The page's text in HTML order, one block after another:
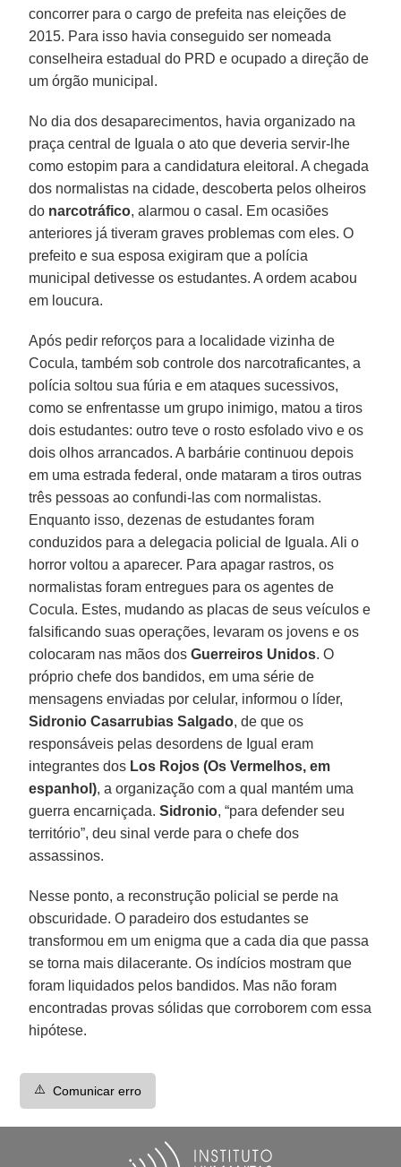
concorrer para o cargo de prefeita nas eleições de
2015. Para isso havia conseguido ser nomeada
conselheira estadual do PRD e ocupado a direção de
um órgão municipal.
No dia dos desaparecimentos, havia organizado na
praça central de Iguala o ato que deveria servir-lhe
como estopim para a candidatura eleitoral. A chegada
dos normalistas na cidade, descoberta pelos olheiros
do narcotráfico, alarmou o casal. Em ocasiões
anteriores já tiveram graves problemas com eles. O
prefeito e sua esposa exigiram que a polícia
municipal detivesse os estudantes. A ordem acabou
em loucura.
Após pedir reforços para a localidade vizinha de
Cocula, também sob controle dos narcotraficantes, a
polícia soltou sua fúria e em ataques sucessivos,
como se enfrentasse um grupo inimigo, matou a tiros
dois estudantes: outro teve o rosto esfolado vivo e os
dois olhos arrancados. A barbárie continuou depois
em uma estrada federal, onde mataram a tiros outras
três pessoas ao confundi-las com normalistas.
Enquanto isso, dezenas de estudantes foram
conduzidos para a delegacia policial de Iguala. Ali o
horror voltou a aparecer. Para apagar rastros, os
normalistas foram entregues para os agentes de
Cocula. Estes, mudando as placas de seus veículos e
falsificando suas operações, levaram os jovens e os
colocaram nas mãos dosGuerreiros Unidos. O
próprio chefe dos bandidos, em uma série de
mensagens enviadas por celular, informou o líder,
Sidronio Casarrubias Salgado, de que os
responsáveis pelas desordens de Igual eram
integrantes dos Los Rojos (Os Vermelhos, em
espanhol), a organização com a qual mantém uma
guerra encarniçada.Sidronio, “para defender seu
território”, deu sinal verde para o chefe dos
assassinos.
Nesse ponto, a reconstrução policial se perde na
obscuridade. O paradeiro dos estudantes se
transformou em um enigma que a cada dia que passa
se torna mais dilacerante. Os indícios mostram que
foram liquidados pelos bandidos. Mas não foram
encontradas provas sólidas que corroborem com essa
hipótese.
⚠️ Comunicar erro